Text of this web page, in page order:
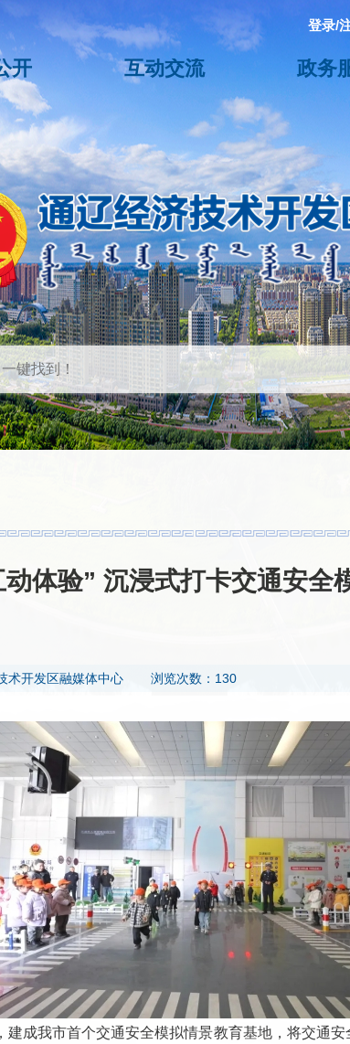
登录/
开 互动交流 政务
动体验” 沉浸式打卡交通安全
术开发区融媒体中心 浏览次数：130
成我市首个交通安全模拟情景教育基地，将交通安